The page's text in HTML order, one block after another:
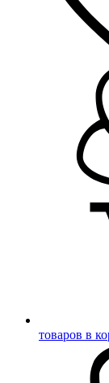
товаров в